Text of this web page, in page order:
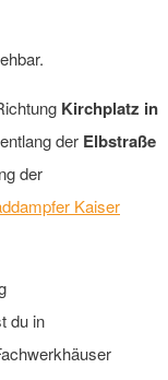
Kirchplatz in
der Elbstraße
der
Kaiser
du in